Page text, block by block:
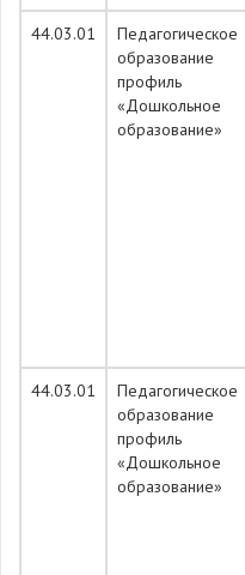
44.03.01
Педагогическое
образование
профиль
«Дошкольное
образование»
44.03.01
Педагогическое
образование
профиль
«Дошкольное
образование»